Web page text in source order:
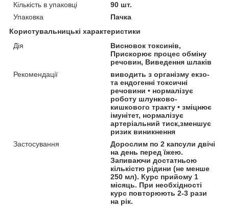
Кількість в упаковці
90 шт.
Упаковка
Пачка
Користувальницькі характеристики
Дія
Висновок токсинів,
Прискорює процес обміну
речовин, Виведення шлаків
Рекомендації
виводить з організму екзо-
та ендогенні токсичні
речовини • нормалізує
роботу шлунково-
кишкового тракту • зміцнює
імунітет, нормалізує
артеріальний тиск,зменшує
ризик виникнення
Застосування
Дорослим по 2 капсули двічі
на день перед їжею.
Запиваючи достатньою
кількістю рідини (не менше
250 мл). Курс прийому 1
місяць. При необхідності
курс повторюють 2-3 рази
на рік.